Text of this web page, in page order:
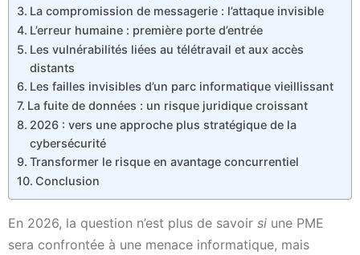
La compromission de messagerie : l’attaque invisible
L’erreur humaine : première porte d’entrée
Les vulnérabilités liées au télétravail et aux accès
distants
Les failles invisibles d’un parc informatique vieillissant
La fuite de données : un risque juridique croissant
2026 : vers une approche plus stratégique de la
cybersécurité
Transformer le risque en avantage concurrentiel
Conclusion
En 2026, la question n’est plus de savoir si une PME
sera confrontée à une menace informatique, mais